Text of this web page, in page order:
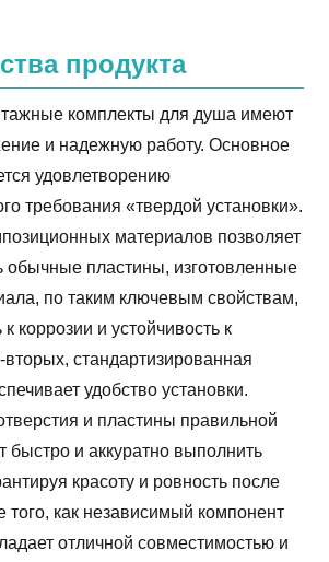
продукта
комплекты для душа имеют
и надежную работу. Основное
удовлетворению
требования «твердой установки».
материалов позволяет
обычные пластины, изготовленные
по таким ключевым свойствам,
к коррозии и устойчивость к
стандартизированная
удобство установки.
и пластины правильной
и аккуратно выполнить
красоту и ровность после
того, как независимый компонент
отличной совместимостью и